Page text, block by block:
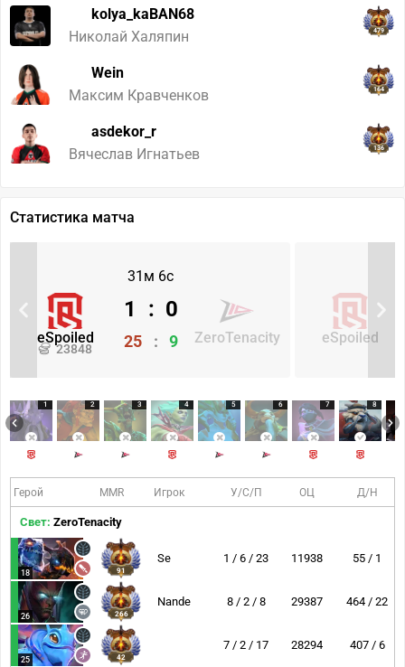
kolya_kaBAN68
Николай Халяпин
479
Wein
Максим Кравченков
164
asdekor_r
Вячеслав Игнатьев
136
Статистика матча
31м 6с
eSpoiled
23848
ZeroTenacity
1 : 0
25 : 9 eSpoiled
1 2 3 4 5 6 7 8
Герой MMR Игрок У/С/П ОЦ Д/Н
Свет: ZeroTenacity
18 91
Se 1 / 6 / 23 11938 55 / 1
26 266
Nande 8 / 2 / 8 29387 464 / 22
25 42
7 / 2 / 17 28294 407 / 6